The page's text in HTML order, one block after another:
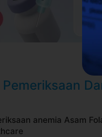
waktu perubahan
biaya
anemia Asam